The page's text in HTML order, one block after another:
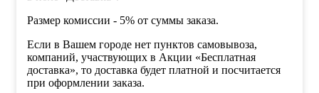
Размер комиссии - 5% от суммы заказа.
Если в Вашем городе нет пунктов самовывоза,
компаний, участвующих в Акции «Бесплатная
доставка», то доставка будет платной и посчитается
при оформлении заказа.